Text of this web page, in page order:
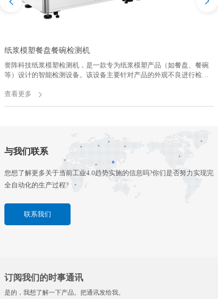
纸浆模塑餐盘餐碗检测机
誉阵科技纸浆模塑检测机，是一款专为纸浆模塑产品（‌如餐盘、‌餐碗
等）‌设计的智能检测设备。‌该设备主要针对产品的外观不良进行检
压伤、‌异色、破损、黑点、脏污、蚊虫等‌。‌其高检测速度可达18000
装行业视觉检测智能化领域的先行者，‌拥有15年的机器视觉行业经
验，‌致力于为客户提供全面的包装生产后段视觉检测解决方案，‌优化
生产工艺，‌降低人力成本，‌提高产品品质‌。
查看更多
与我们联系
您想了解更多关于当前工业4.0趋势实施的信息吗?你们是否努力实现完
全自动化的生产过程?
联系我们
订阅我们的时事通讯
是的，我想了解一下产品。把通讯发给我。